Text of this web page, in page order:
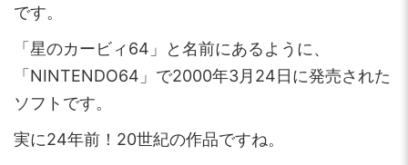
です。
「星のカービィ64」と名前にあるように、
「NINTENDO64」で2000年3月24日に発売された
ソフトです。
実に24年前！20世紀の作品ですね。